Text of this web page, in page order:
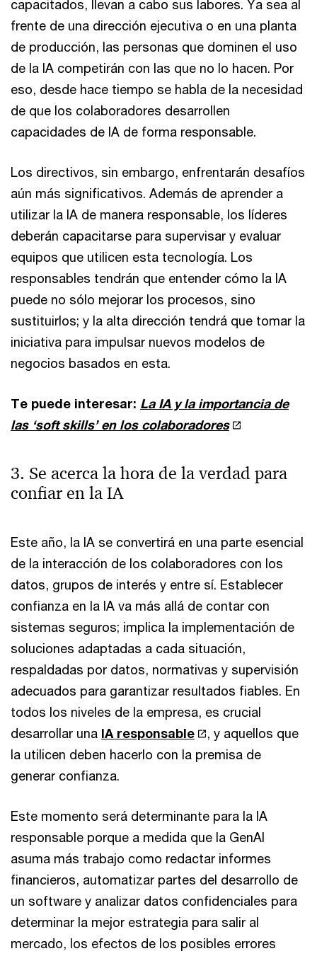
capacitados, llevan a cabo sus labores. Ya sea al
frente de una dirección ejecutiva o en una planta
de producción, las personas que dominen el uso
de la IA competirán con las que no lo hacen. Por
eso, desde hace tiempo se habla de la necesidad
de que los colaboradores desarrollen
capacidades de IA de forma responsable.
Los directivos, sin embargo, enfrentarán desafíos
aún más significativos. Además de aprender a
utilizar la IA de manera responsable, los líderes
deberán capacitarse para supervisar y evaluar
equipos que utilicen esta tecnología. Los
responsables tendrán que entender cómo la IA
puede no sólo mejorar los procesos, sino
sustituirlos; y la alta dirección tendrá que tomar la
iniciativa para impulsar nuevos modelos de
negocios basados en esta.
Te puede interesar: La IA y la importancia de
las ‘soft skills’ en los colaboradores
3. Se acerca la hora de la verdad para
confiar en la IA
Este año, la IA se convertirá en una parte esencial
de la interacción de los colaboradores con los
datos, grupos de interés y entre sí. Establecer
confianza en la IA va más allá de contar con
sistemas seguros; implica la implementación de
soluciones adaptadas a cada situación,
respaldadas por datos, normativas y supervisión
adecuados para garantizar resultados fiables. En
todos los niveles de la empresa, es crucial
desarrollar una IA responsable
, y aquellos que
la utilicen deben hacerlo con la premisa de
generar confianza.
Este momento será determinante para la IA
responsable porque a medida que la GenAI
asuma más trabajo como redactar informes
financieros, automatizar partes del desarrollo de
un software y analizar datos confidenciales para
determinar la mejor estrategia para salir al
mercado, los efectos de los posibles errores